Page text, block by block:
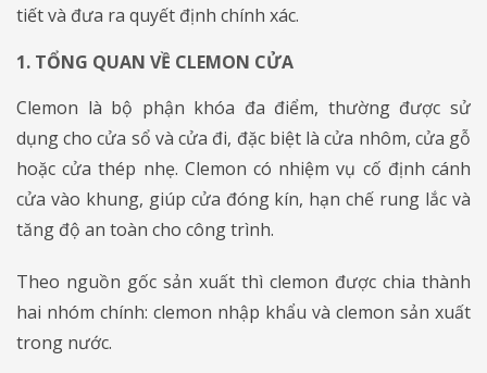
tiết và đưa ra quyết định chính xác.
1. TỔNG QUAN VỀ CLEMON CỬA
Clemon là bộ phận khóa đa điểm, thường được sử
dụng cho cửa sổ và cửa đi, đặc biệt là cửa nhôm, cửa gỗ
hoặc cửa thép nhẹ. Clemon có nhiệm vụ cố định cánh
cửa vào khung, giúp cửa đóng kín, hạn chế rung lắc và
tăng độ an toàn cho công trình.
Theo nguồn gốc sản xuất thì clemon được chia thành
hai nhóm chính: clemon nhập khẩu và clemon sản xuất
trong nước.